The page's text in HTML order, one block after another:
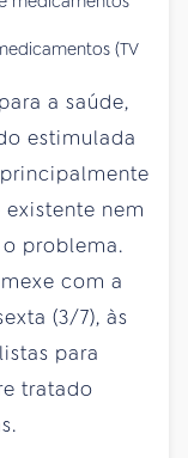
(TV
a saúde,
estimulada
nem
problema.
com a
(3/7), às
para
tratado